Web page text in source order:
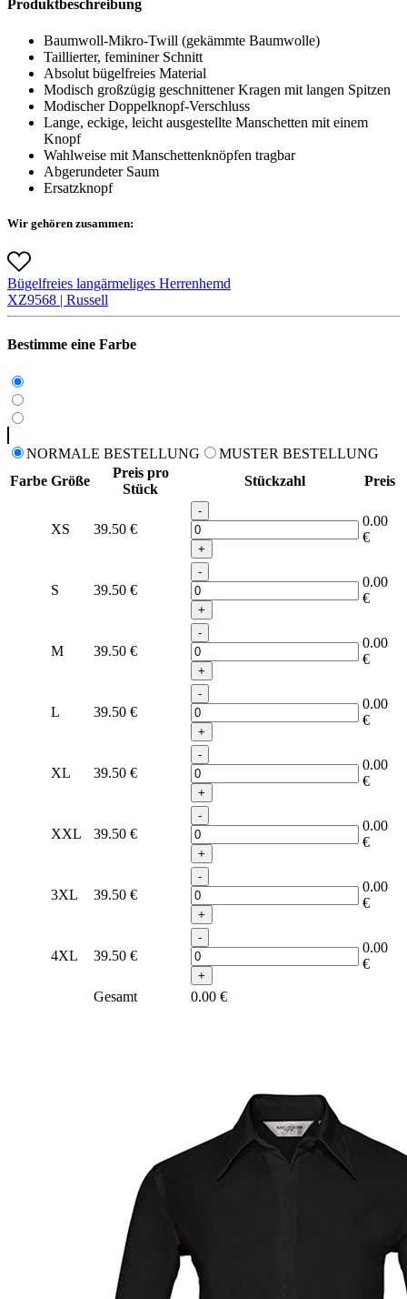
Produktbeschreibung
Baumwoll-Mikro-Twill (gekämmte Baumwolle)
Taillierter, femininer Schnitt
Absolut bügelfreies Material
Modisch großzügig geschnittener Kragen mit langen Spitzen
Modischer Doppelknopf-Verschluss
Lange, eckige, leicht ausgestellte Manschetten mit einem
Knopf
Wahlweise mit Manschettenknöpfen tragbar
Abgerundeter Saum
Ersatzknopf
Wir gehören zusammen:
Bügelfreies langärmeliges Herrenhemd
XZ9568 | Russell
Bestimme eine Farbe
NORMALE BESTELLUNG
MUSTER BESTELLUNG
Farbe Größe
Preis pro
Stück
Stückzahl Preis
XS 39.50 €
-
+
0.00
€
S 39.50 €
-
+
0.00
€
M 39.50 €
-
+
0.00
€
L 39.50 €
-
+
0.00
€
XL 39.50 €
-
+
0.00
€
XXL 39.50 €
-
+
0.00
€
3XL 39.50 €
-
+
0.00
€
4XL 39.50 €
-
+
0.00
€
Gesamt 0.00 €